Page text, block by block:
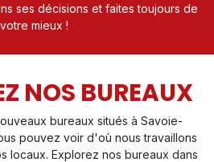
ses décisions et faites toujours de
votre mieux !
NOS BUREAUX
bureaux situés à Savoie-
pouvez voir d'où nous travaillons
locaux. Explorez nos bureaux dans